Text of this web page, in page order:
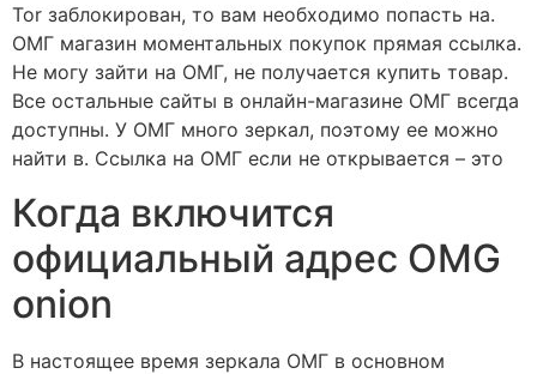
Tor заблокирован, то вам необходимо попасть на.
ОМГ магазин моментальных покупок прямая ссылка.
Не могу зайти на ОМГ, не получается купить товар.
Все остальные сайты в онлайн-магазине ОМГ всегда
доступны. У ОМГ много зеркал, поэтому ее можно
найти в. Ссылка на ОМГ если не открывается – это
Когда включится
официальный адрес OMG
onion
В настоящее время зеркала ОМГ в основном